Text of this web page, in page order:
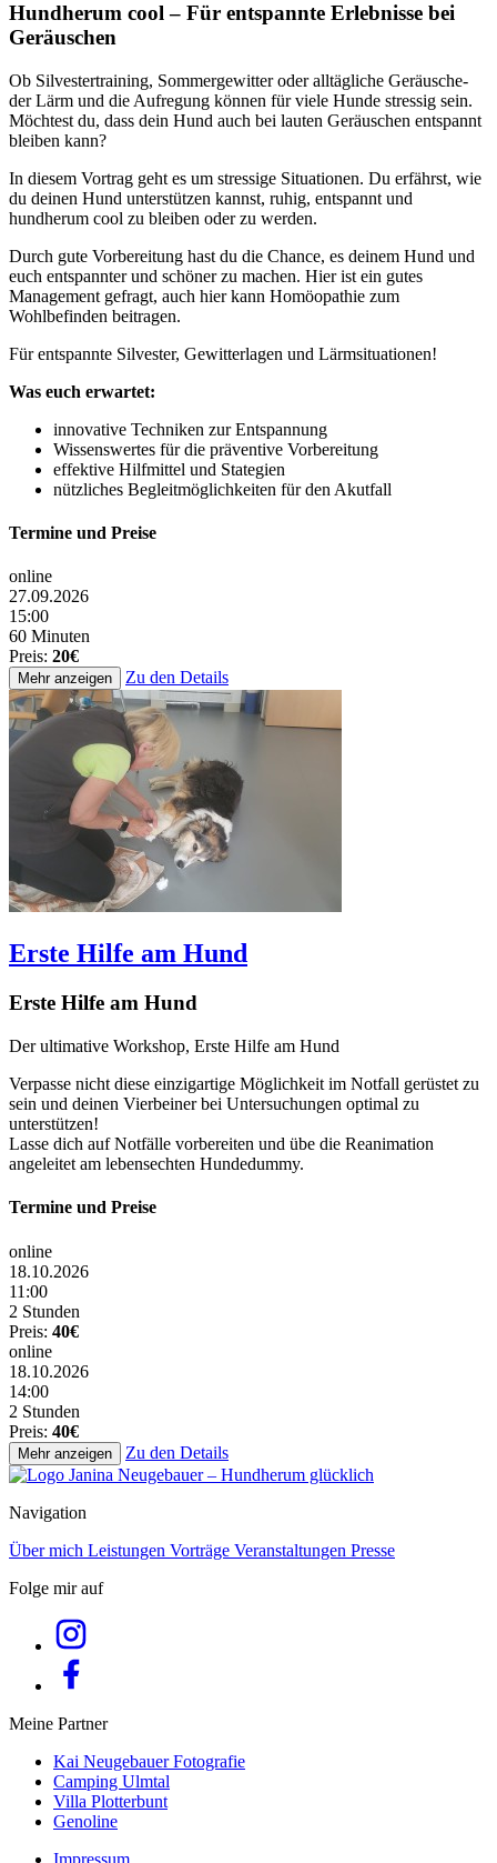
Hundherum cool – Für entspannte Erlebnisse bei
Geräuschen
Ob Silvestertraining, Sommergewitter oder alltägliche Geräusche-
der Lärm und die Aufregung können für viele Hunde stressig sein.
Möchtest du, dass dein Hund auch bei lauten Geräuschen entspannt
bleiben kann?
In diesem Vortrag geht es um stressige Situationen. Du erfährst, wie
du deinen Hund unterstützen kannst, ruhig, entspannt und
hundherum cool zu bleiben oder zu werden.
Durch gute Vorbereitung hast du die Chance, es deinem Hund und
euch entspannter und schöner zu machen. Hier ist ein gutes
Management gefragt, auch hier kann Homöopathie zum
Wohlbefinden beitragen.
Für entspannte Silvester, Gewitterlagen und Lärmsituationen!
Was euch erwartet:
innovative Techniken zur Entspannung
Wissenswertes für die präventive Vorbereitung
effektive Hilfmittel und Stategien
nützliches Begleitmöglichkeiten für den Akutfall
Termine und Preise
online
27.09.2026
15:00
60 Minuten
Preis: 20€
Mehr anzeigen Zu den Details
Erste Hilfe am Hund
Erste Hilfe am Hund
Der ultimative Workshop, Erste Hilfe am Hund
Verpasse nicht diese einzigartige Möglichkeit im Notfall gerüstet zu
sein und deinen Vierbeiner bei Untersuchungen optimal zu
unterstützen!
Lasse dich auf Notfälle vorbereiten und übe die Reanimation
angeleitet am lebensechten Hundedummy.
Termine und Preise
online
18.10.2026
11:00
2 Stunden
Preis: 40€
online
18.10.2026
14:00
2 Stunden
Preis: 40€
Mehr anzeigen Zu den Details
Navigation
Über mich Leistungen Vorträge Veranstaltungen Presse
Folge mir auf
Meine Partner
Kai Neugebauer Fotografie
Camping Ulmtal
Villa Plotterbunt
Genoline
Impressum